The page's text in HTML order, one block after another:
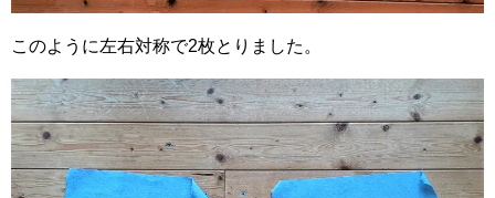
このように左右対称で2枚とりました。